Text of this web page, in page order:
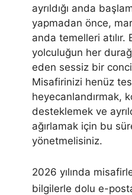
ayrıldığı anda
yapmadan önce,
anda temelleri atılır.
yolculuğun her
eden sessiz bir
Misafirinizi henüz
heyecanlandırmak,
desteklemek ve
ağırlamak için bu
yönetmelisiniz.
2026 yılında
bilgilerle dolu e-